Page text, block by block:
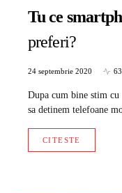
Tu ce
preferi?
24 septembrie 2020
Dupa cum bine stim
sa detinem telefoane
CITESTE